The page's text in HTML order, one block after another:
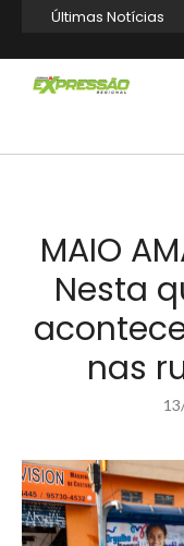
Últimas Notícias
MAIO
Nesta
nas